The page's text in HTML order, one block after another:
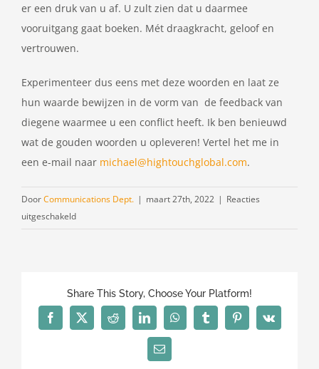
er een druk van u af. U zult zien dat u daarmee
vooruitgang gaat boeken. Mét draagkracht, geloof en
vertrouwen.
Experimenteer dus eens met deze woorden en laat ze
hun waarde bewijzen in de vorm van de feedback van
diegene waarmee u een conflict heeft. Ik ben benieuwd
wat de gouden woorden u opleveren! Vertel het me in
een e-mail naar michael@hightouchglobal.com.
DoorCommunications Dept. | maart 27th, 2022 | Reacties
uitgeschakeldvoor
Share This Story, Choose Your Platform!
Facebook
X RedditLinkedInWhatsAppTumblrPinterest
Vk
E-
mail